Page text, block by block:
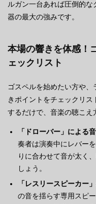
ルガン一台あれば圧倒的
器の最大の強みです。
本場の響きを体感！
ェックリスト
ゴスペルを始めたい方や
きポイントをチェックリ
するだけで、音楽の聴こえ
「ドローバー」による
奏者は演奏中にレバー
りに合わせて音が太く
しょう。
「レスリースピーカー
の音を揺らす専用スピ